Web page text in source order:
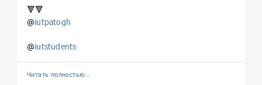
🔻🔻
@iutpatogh
@iutstudents
Читать полностью…